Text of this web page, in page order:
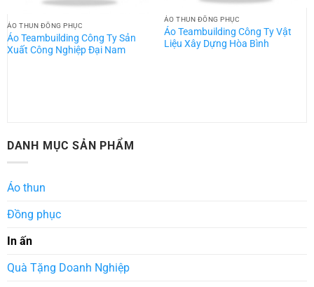
ÁO THUN ĐỒNG PHỤC
Áo Teambuilding Công Ty Sản
Xuất Công Nghiệp Đại Nam
ÁO THUN ĐỒNG PHỤC
Áo Teambuilding Công Ty Vật
Liệu Xây Dựng Hòa Bình
DANH MỤC SẢN PHẨM
Áo thun
Đồng phục
In ấn
Quà Tặng Doanh Nghiệp